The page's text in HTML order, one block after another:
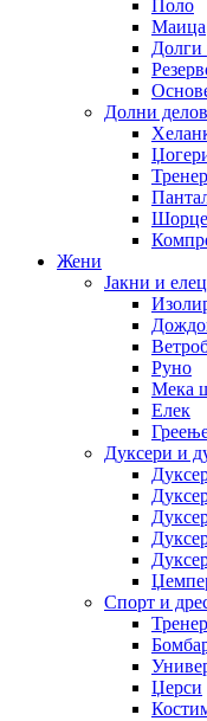
Поло
Маица
Долги
Долни
Жени
Јакни и
Руно
Мека
Елек
Дуксери и
Спорт и
Џерси